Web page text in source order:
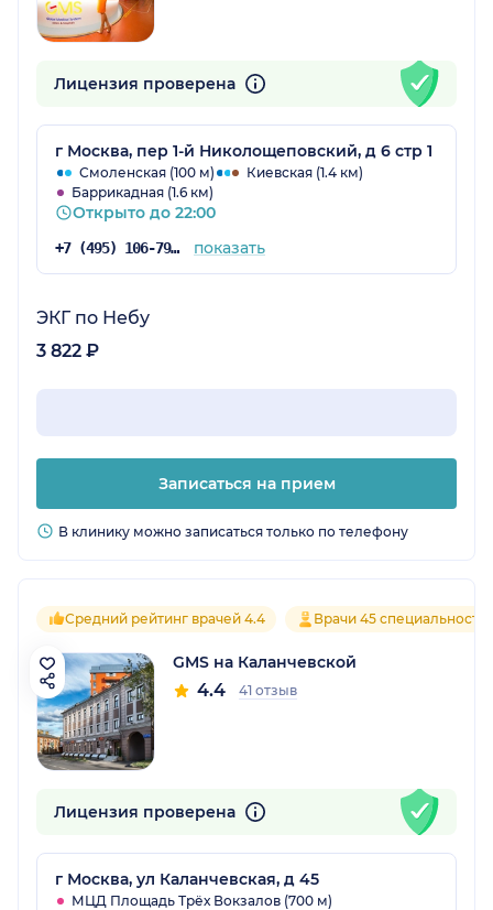
Лицензия проверена
г Москва, пер 1-й Николощеповский, д 6 стр 1
Смоленская (100 м)
Киевская (1.4 км)
Баррикадная (1.6 км)
Открыто до 22:00
+7 (495) 106-79-84 показать
ЭКГ по Небу
3 822 ₽
Записаться на прием
В клинику можно записаться только по телефону
Средний рейтинг врачей 4.4 Врачи 45
GMS на Каланчевской
4.4 41 отзыв
Лицензия проверена
г Москва, ул Каланчевская, д 45
МЦД Площадь Трёх Вокзалов (700 м)